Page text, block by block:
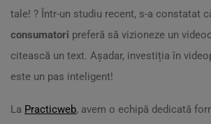
tale! ? Într-un studiu recent, s-a constatat
consumatori preferă să vizioneze un
citească un text. Așadar, investiția în
este un pas inteligent!
La Practicweb, avem o echipă dedicată